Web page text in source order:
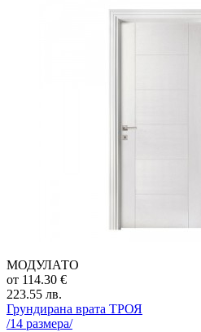
МОДУЛАТО
от 114.30 €
223.55 лв.
Грундирана врата ТРОЯ
/14 размера/